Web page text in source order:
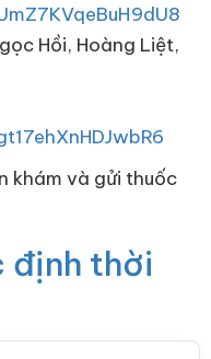
Hồi, Hoàng Liệt,
khám và gửi thuốc
định thời